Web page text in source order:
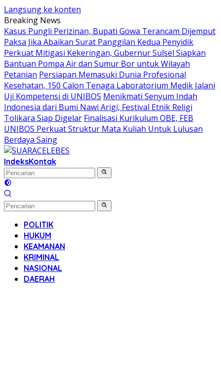
Langsung ke konten
Breaking News
Kasus Pungli Perizinan, Bupati Gowa Terancam Dijemput
Paksa Jika Abaikan Surat Panggilan Kedua Penyidik
Perkuat Mitigasi Kekeringan, Gubernur Sulsel Siapkan
Bantuan Pompa Air dan Sumur Bor untuk Wilayah
Petanian Persiapan Memasuki Dunia Profesional
Kesehatan, 150 Calon Tenaga Laboratorium Medik Jalani
Uji Kompetensi di UNIBOS Menikmati Senyum Indah
Indonesia dari Bumi Nawi Arigi, Festival Etnik Religi
Tolikara Siap Digelar Finalisasi Kurikulum OBE, FEB
UNIBOS Perkuat Struktur Mata Kuliah Untuk Lulusan
Berdaya Saing
IndeksKontak
POLITIK
HUKUM
KEAMANAN
KRIMINAL
NASIONAL
DAERAH